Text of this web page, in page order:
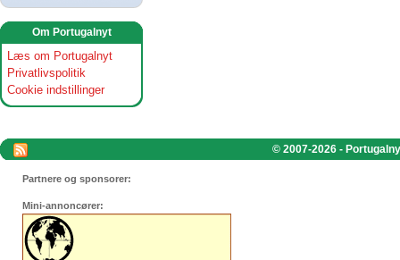
Om Portugalnyt
Læs om Portugalnyt
Privatlivspolitik
Cookie indstillinger
© 2007-2026 -
Partnere og sponsorer:
Mini-annoncører: